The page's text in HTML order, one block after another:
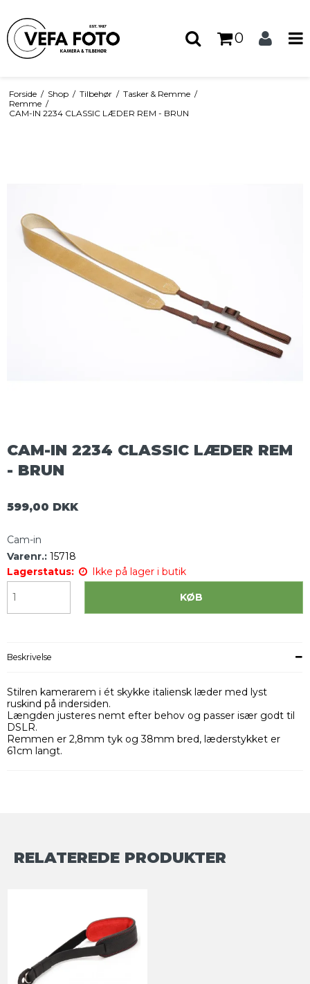
0
Forside / Shop / Tilbehør / Tasker & Remme /
Remme /
CAM-IN 2234 CLASSIC LÆDER REM - BRUN
CAM-IN 2234 CLASSIC LÆDER REM
- BRUN
599,00 DKK
Cam-in
Varenr.: 15718
Lagerstatus:
Ikke på lager i butik
KØB
Beskrivelse
Stilren kamerarem i ét skykke italiensk læder med lyst
ruskind på indersiden.
Længden justeres nemt efter behov og passer især godt til
DSLR.
Remmen er 2,8mm tyk og 38mm bred, læderstykket er
61cm langt.
RELATEREDE PRODUKTER